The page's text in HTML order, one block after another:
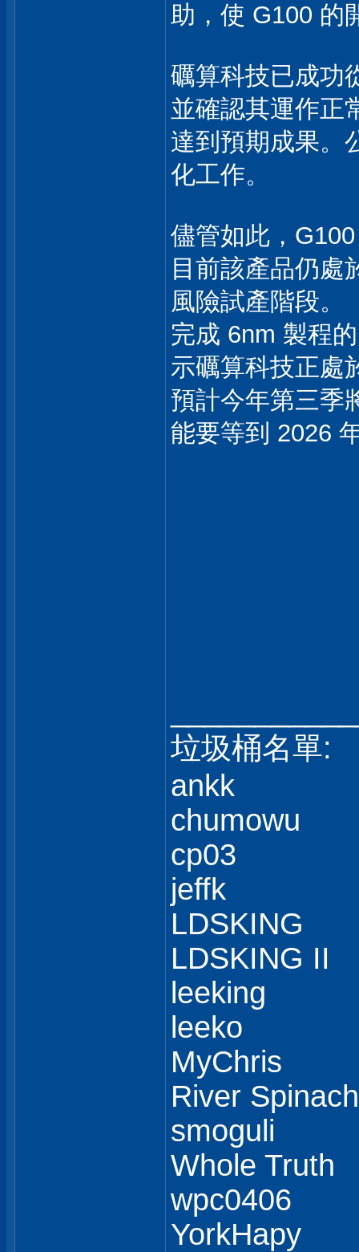
助，使 G100 的
礪算科技已成功
並確認其運作正
達到預期成果。
化工作。
儘管如此，
目前該產品仍處
風險試產階段。
完成 6nm 製程
示礪算科技正處
預計今年第三季
能要等到 2026
垃圾桶名單:
ankk
chumowu
cp03
jeffk
LDSKING
LDSKING II
leeking
leeko
MyChris
River Spinach
smoguli
Whole Truth
wpc0406
YorkHapy